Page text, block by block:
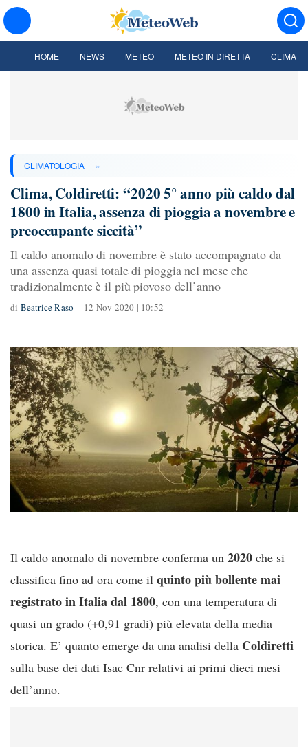
HOME NEWS METEO METEO IN DIRETTA CLIMA
CLIMATOLOGIA »
Clima, Coldiretti: “2020 5° anno più caldo dal
1800 in Italia, assenza di pioggia a novembre e
preoccupante siccità”
Il caldo anomalo di novembre è stato accompagnato da
una assenza quasi totale di pioggia nel mese che
tradizionalmente è il più piovoso dell’anno
di Beatrice Raso 12 Nov 2020 | 10:52
Il caldo anomalo di novembre conferma un 2020 che si
classifica fino ad ora come il quinto più bollente mai
registrato in Italia dal 1800, con una temperatura di
quasi un grado (+0,91 gradi) più elevata della media
storica. E’ quanto emerge da una analisi della Coldiretti
sulla base dei dati Isac Cnr relativi ai primi dieci mesi
dell’anno.